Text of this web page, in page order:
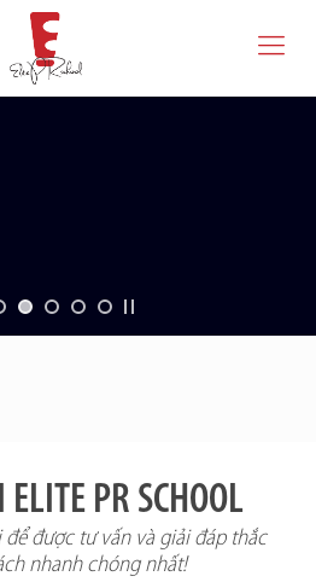
PR SCHOOL
được tư vấn và giải đáp thắc
nhanh chóng nhất!